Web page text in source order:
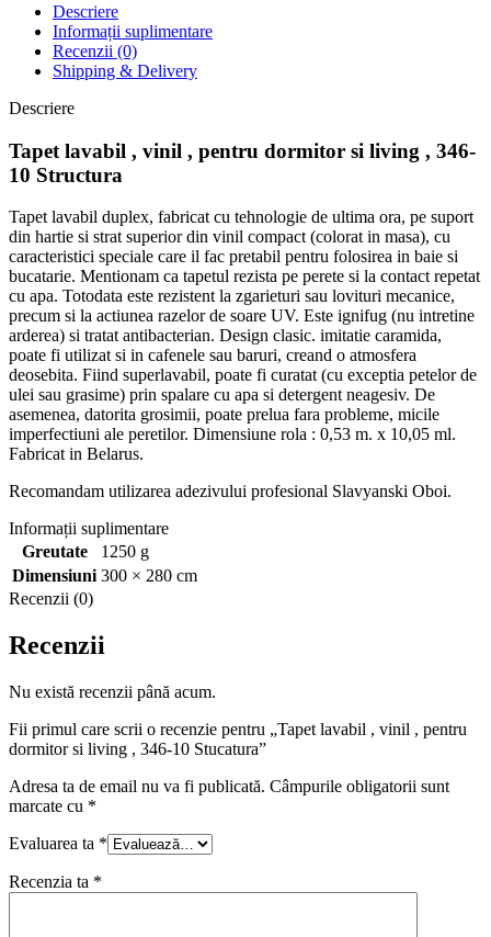
Descriere
Informații suplimentare
Recenzii (0)
Shipping & Delivery
Descriere
Tapet lavabil , vinil , pentru dormitor si living , 346-
10 Structura
Tapet lavabil duplex, fabricat cu tehnologie de ultima ora, pe suport
din hartie si strat superior din vinil compact (colorat in masa), cu
caracteristici speciale care il fac pretabil pentru folosirea in baie si
bucatarie. Mentionam ca tapetul rezista pe perete si la contact repetat
cu apa. Totodata este rezistent la zgarieturi sau lovituri mecanice,
precum si la actiunea razelor de soare UV. Este ignifug (nu intretine
arderea) si tratat antibacterian. Design clasic. imitatie caramida,
poate fi utilizat si in cafenele sau baruri, creand o atmosfera
deosebita. Fiind superlavabil, poate fi curatat (cu exceptia petelor de
ulei sau grasime) prin spalare cu apa si detergent neagesiv. De
asemenea, datorita grosimii, poate prelua fara probleme, micile
imperfectiuni ale peretilor. Dimensiune rola : 0,53 m. x 10,05 ml.
Fabricat in Belarus.
Recomandam utilizarea adezivului profesional Slavyanski Oboi.
Informații suplimentare
Greutate
1250 g
Dimensiuni 300 × 280 cm
Recenzii (0)
Recenzii
Nu există recenzii până acum.
Fii primul care scrii o recenzie pentru „Tapet lavabil , vinil , pentru
dormitor si living , 346-10 Stucatura”
Adresa ta de email nu va fi publicată. Câmpurile obligatorii sunt
marcate cu *
Evaluarea ta *
Recenzia ta *